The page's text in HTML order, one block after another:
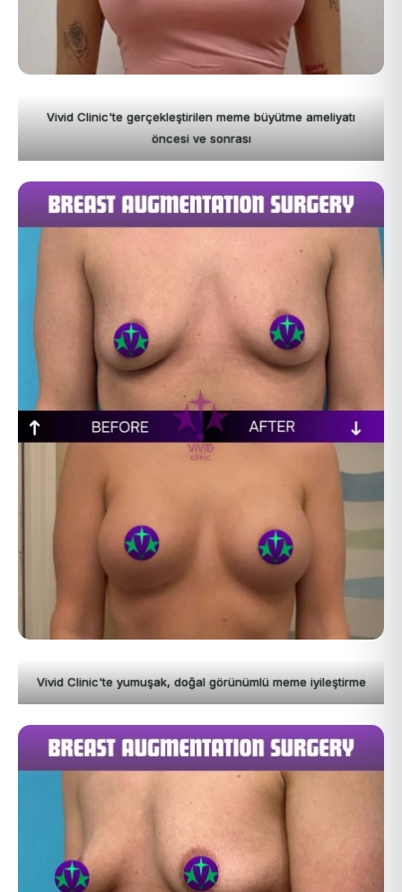
Vivid Clinic'te gerçekleştirilen meme büyütme ameliyatı
öncesi ve sonrası
Vivid Clinic'te yumuşak, doğal görünümlü meme iyileştirme